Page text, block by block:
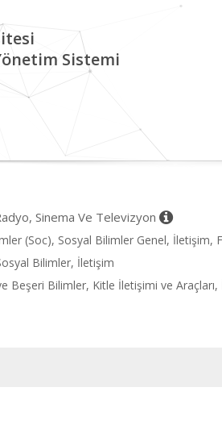
Sistemi
Sinema Ve Televizyon
(Soc), Sosyal Bilimler Genel, İletişim,
Bilimler, İletişim
Beşeri Bilimler, Kitle İletişimi ve